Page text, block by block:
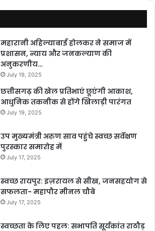
महारानी अहिल्याबाई होलकर ने समाज में
प्रशासन, न्याय और जनकल्याण की
अनुकरणीय…
July 19, 2025
छत्तीसगढ़ की खेल प्रतिभाएं छूएंगी आकाश,
आधुनिक तकनीक से होंगे खिलाड़ी पारंगत
July 19, 2025
उप मुख्यमंत्री अरुण साव पहुंचे स्वच्छ सर्वेक्षण
पुरस्कार समारोह में
July 17, 2025
स्वच्छ रायपुर: इज़रायल से सीख, जनसहयोग से
सफलता- महापौर मीनल चौबे
July 17, 2025
स्वच्छता के लिए पहल: सभापति सूर्यकांत राठौड़